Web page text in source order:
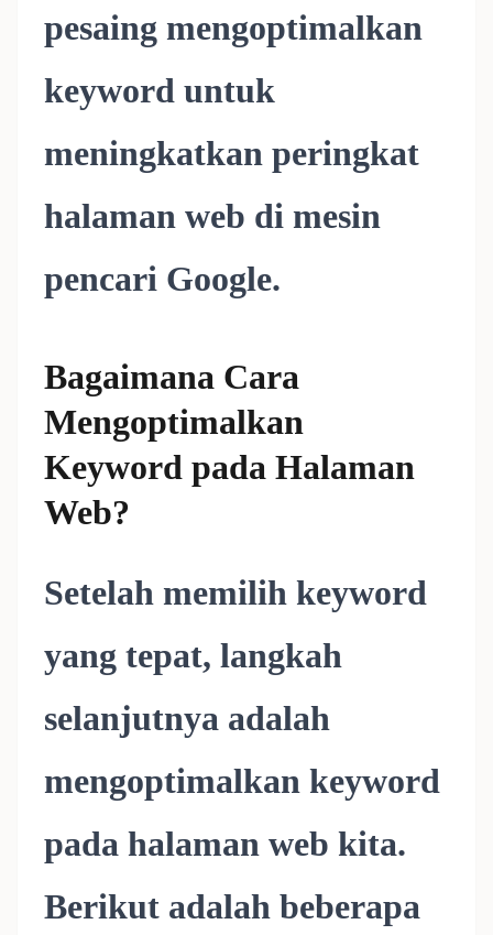
pesaing mengoptimalkan
keyword untuk
meningkatkan peringkat
halaman web di mesin
pencari Google.
Bagaimana Cara
Mengoptimalkan
Keyword pada Halaman
Web?
Setelah memilih keyword
yang tepat, langkah
selanjutnya adalah
mengoptimalkan keyword
pada halaman web kita.
Berikut adalah beberapa